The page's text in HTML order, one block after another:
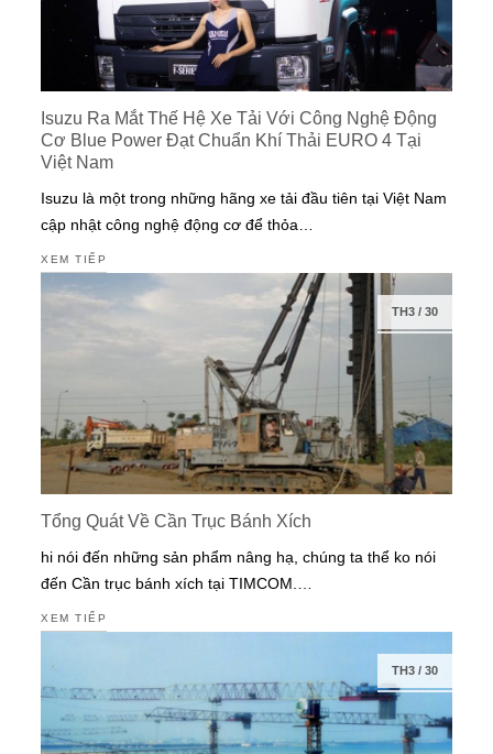
Isuzu Ra Mắt Thế Hệ Xe Tải Với Công Nghệ Động
Cơ Blue Power Đạt Chuẩn Khí Thải EURO 4 Tại
Việt Nam
Isuzu là một trong những hãng xe tải đầu tiên tại Việt Nam
cập nhật công nghệ động cơ để thỏa…
XEM TIẾP
TH3/ 30
Tổng Quát Về Cần Trục Bánh Xích
hi nói đến những sản phẩm nâng hạ, chúng ta thể ko nói
đến Cần trục bánh xích tại TIMCOM.…
XEM TIẾP
TH3/ 30